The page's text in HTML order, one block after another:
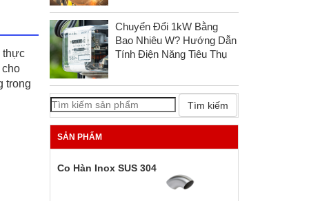
thực
trong
Chuyển Đổi 1kW Bằng
Bao Nhiêu W? Hướng Dẫn
Tính Điện Năng Tiêu Thụ
Tìm kiếm
SẢN PHẨM
Co Hàn Inox SUS 304